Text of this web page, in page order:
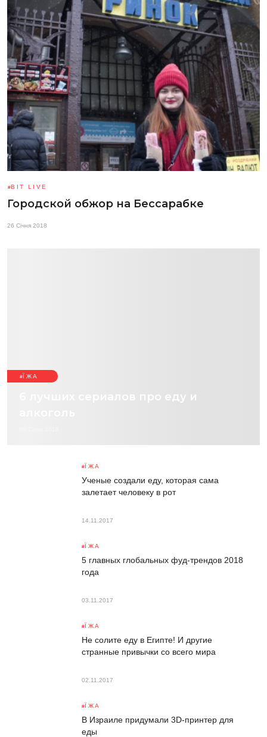
BIT LIVE
Городской обжор на Бессарабке
26 Січня 2018
ЇЖА
6 лучших сериалов про еду и
ЇЖА
Ученые создали еду, которая сама
залетает человеку в рот
14.11.2017
ЇЖА
5 главных глобальных фуд-трендов 2018
года
03.11.2017
ЇЖА
Не солите еду в Египте! И другие
странные привычки со всего мира
02.11.2017
ЇЖА
В Израиле придумали 3D-принтер для
еды